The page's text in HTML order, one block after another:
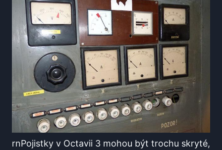
rnPojistky v ⁢Octavii​ 3 mohou být trochu skryté,